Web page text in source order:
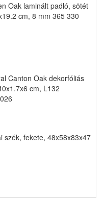
Oak laminált padló, sötét
cm, 8 mm 365 330
Canton Oak dekorfóliás
cm, L132
szék, fekete, 48x58x83x47